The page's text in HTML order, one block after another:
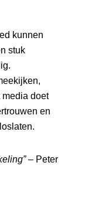
kunnen
stuk
media doet
en
– Peter